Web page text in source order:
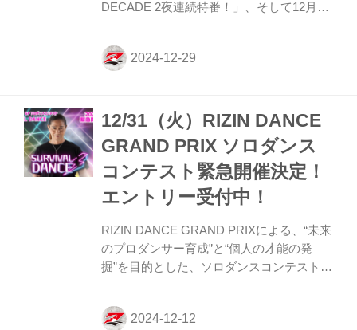
DECADE 2夜連続特番！」、そして12月31
く年RIZIN くる年RIZIN」が放送されるこ
とが決定したぞ！ この番組には豪華ゲスト
DECADE 2夜連続特番」、「RIZIN 100
CLUB presentsゆく年RIZINくる年RIZIN」
をお見逃しなく！ RIZIN 100 CLUB
presents RIZ...
12/31（火）RIZIN DANCE
GRAND PRIX ソロダンス
コンテスト緊急開催決定！
エントリー受付中！
RIZIN DANCE GRAND PRIXによる、“未来
のプロダンサー育成”と“個人の才能の発
掘”を目的とした、ソロダンスコンテストが
スト同様、テレビ局、芸能事務所各所によ
るスカウティングシート設置、ダンスバト